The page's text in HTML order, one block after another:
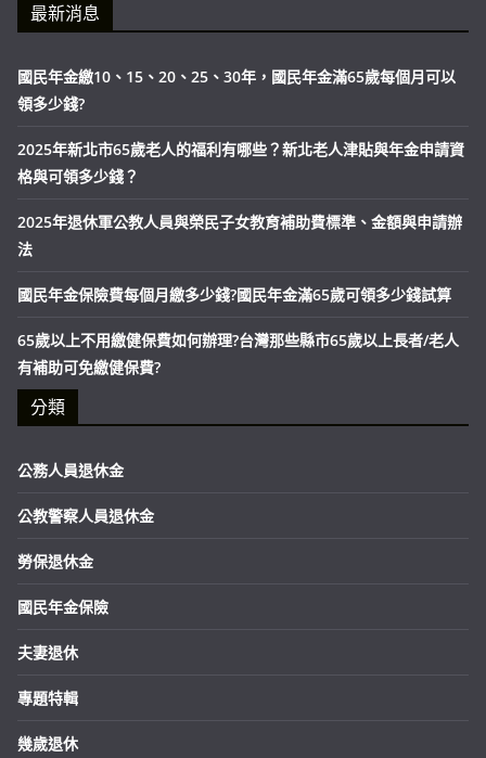
最新消息
國民年金繳10、15、20、25、30年，國民年金滿65歲每個月可以
領多少錢?
2025年新北市65歲老人的福利有哪些？新北老人津貼與年金申請資
格與可領多少錢？
2025年退休軍公教人員與榮民子女教育補助費標準、金額與申請辦
法
國民年金保險費每個月繳多少錢?國民年金滿65歲可領多少錢試算
65歲以上不用繳健保費如何辦理?台灣那些縣市65歲以上長者/老人
有補助可免繳健保費?
分類
公務人員退休金
公教警察人員退休金
勞保退休金
國民年金保險
夫妻退休
專題特輯
幾歲退休